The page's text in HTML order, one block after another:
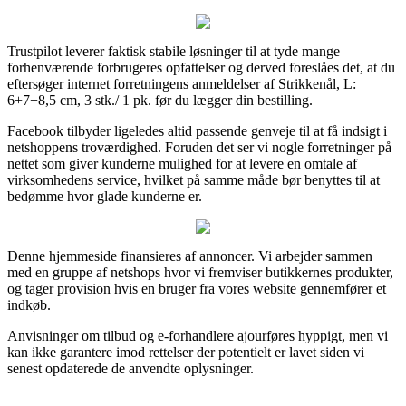
Trustpilot leverer faktisk stabile løsninger til at tyde mange
forhenværende forbrugeres opfattelser og derved foreslåes det, at du
eftersøger internet forretningens anmeldelser af Strikkenål, L:
6+7+8,5 cm, 3 stk./ 1 pk. før du lægger din bestilling.
Facebook tilbyder ligeledes altid passende genveje til at få indsigt i
netshoppens troværdighed. Foruden det ser vi nogle forretninger på
nettet som giver kunderne mulighed for at levere en omtale af
virksomhedens service, hvilket på samme måde bør benyttes til at
bedømme hvor glade kunderne er.
Denne hjemmeside finansieres af annoncer. Vi arbejder sammen
med en gruppe af netshops hvor vi fremviser butikkernes produkter,
og tager provision hvis en bruger fra vores website gennemfører et
indkøb.
Anvisninger om tilbud og e-forhandlere ajourføres hyppigt, men vi
kan ikke garantere imod rettelser der potentielt er lavet siden vi
senest opdaterede de anvendte oplysninger.